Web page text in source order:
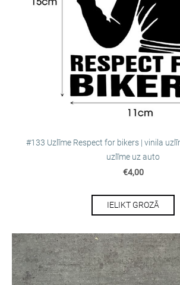
#133 Uzlīme Respect for bikers | vinila
uzlīme uz auto
€4,00
IELIKT GROZĀ